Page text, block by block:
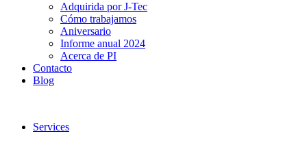
Adquirida por J-Tec
Cómo trabajamos
Aniversario
Informe anual 2024
Acerca de PI
Contacto
Blog
Services